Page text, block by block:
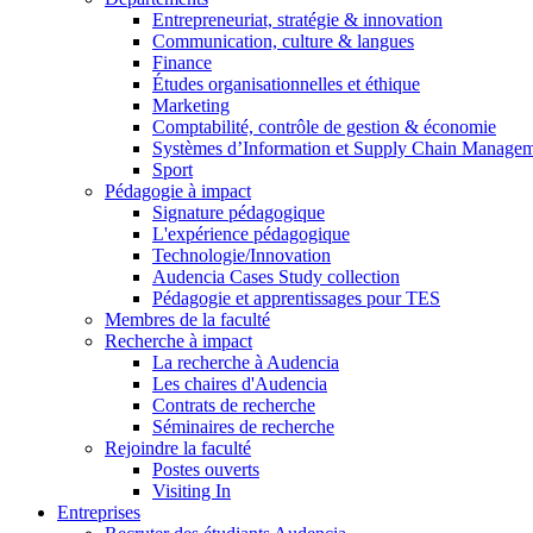
Entrepreneuriat, stratégie & innovation
Communication, culture & langues
Finance
Études organisationnelles et éthique
Marketing
Comptabilité, contrôle de gestion & économie
Systèmes d’Information et Supply Chain
Sport
Pédagogie à impact
Signature pédagogique
L'expérience pédagogique
Technologie/Innovation
Audencia Cases Study collection
Pédagogie et apprentissages pour TES
Membres de la faculté
Recherche à impact
La recherche à Audencia
Les chaires d'Audencia
Contrats de recherche
Séminaires de recherche
Rejoindre la faculté
Postes ouverts
Visiting In
Entreprises